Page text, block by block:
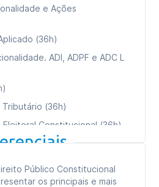
e Ações
(36h)
ADI, ADPF e ADC L
(36h)
Constitucional (36h)
(36h)
na Prática (36h)
Público Constitucional
os principais e mais